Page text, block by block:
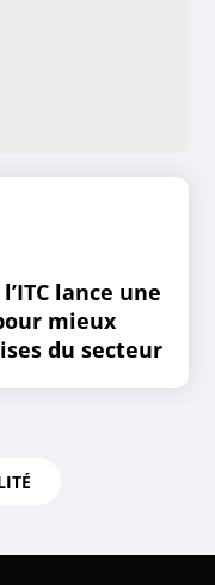
lance une
mieux
du secteur